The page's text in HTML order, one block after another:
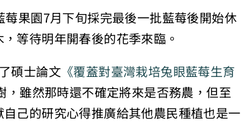
果園7月下旬採完最後一批藍莓後開始休
等待明年開春後的花季來臨。
碩士論文《覆蓋對臺灣栽培兔眼藍莓生育
雖然那時還不確定將來是否務農，但至
己的研究心得推廣給其他農民種植也是一